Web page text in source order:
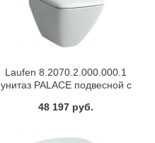
Laufen 8.2070.2.000.000.1
унитаз PALACE подвесной с
48 197 руб.